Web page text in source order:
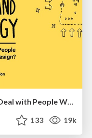
Design and Strategy: How to Deal with People Who Don’t "Get" Design
133 19k